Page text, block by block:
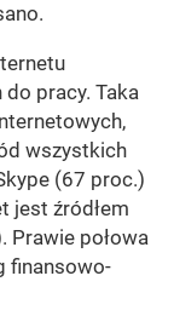
pracy. Taka
wszystkich
(67 proc.)
jest źródłem
Prawie połowa
finansowo-